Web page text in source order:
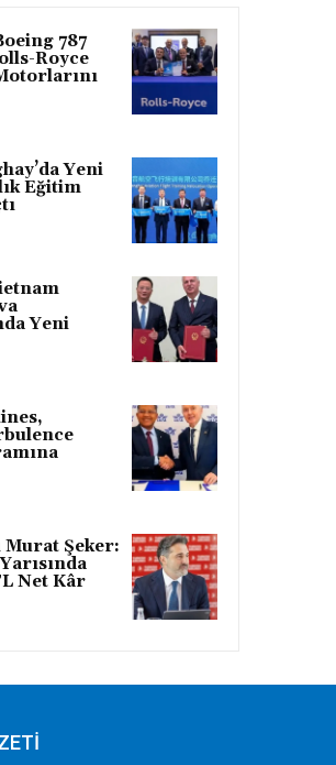
787
Royce
Yeni
Eğitim
Yeni
Murat Şeker:
Net Kâr